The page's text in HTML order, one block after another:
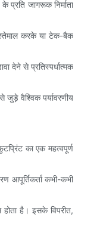
प्रति जागरूक निर्माता
करके या टेक-बैक
देने से प्रतिस्पर्धात्मक
जुड़े वैश्विक पर्यावरणीय
का एक महत्वपूर्ण
आपूर्तिकर्ता कभी-कभी
है। इसके विपरीत,